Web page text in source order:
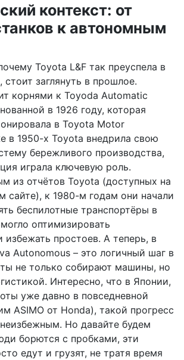
контекст: от
к автономным
Toyota L&F так преуспела в
стоит заглянуть в прошлое.
корнями к Toyoda Automatic
в 1926 году, которая
в Toyota Motor
в 1950-х Toyota внедрила свою
бережливого производства,
играла ключевую роль.
из отчётов Toyota (доступных на
сайте), к 1980-м годам они начали
беспилотные транспортёры в
оптимизировать
избежать простоев. А теперь, в
Autonomous – это логичный шаг в
не только собирают машины, но
Интересно, что в Японии,
уже давно в повседневной
ASIMO от Honda), такой прогресс
Но давайте будем
борются с пробками, эти
едут и грузят, не тратя время